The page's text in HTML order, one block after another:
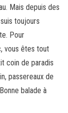
Mais depuis des
toujours
Pour
vous êtes tout
coin de paradis
passereaux de
balade à